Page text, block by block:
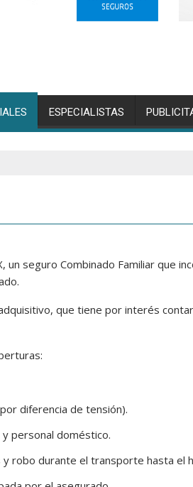
ESPECIALISTAS
un seguro Combinado Familiar que
que tiene por interés
diferencia de tensión).
personal doméstico.
robo durante el transporte hasta el